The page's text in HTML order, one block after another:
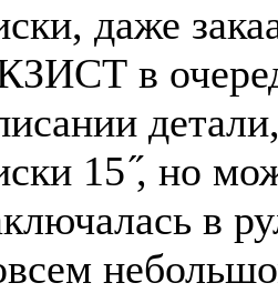
даже
в
15 ̋, но
в